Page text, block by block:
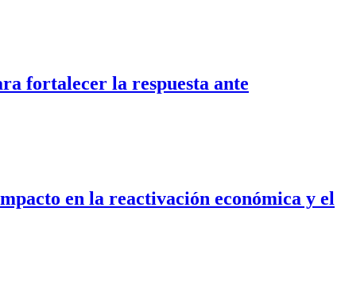
fortalecer la respuesta ante
en la reactivación económica y el